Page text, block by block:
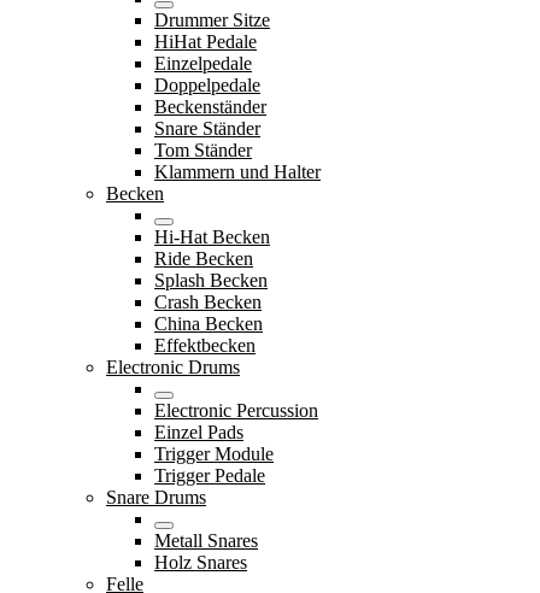
Drummer Sitze
HiHat Pedale
Einzelpedale
Doppelpedale
Beckenständer
Snare Ständer
Tom Ständer
Klammern und Halter
Becken
Hi-Hat Becken
Ride Becken
Splash Becken
Crash Becken
China Becken
Effektbecken
Electronic Drums
Electronic Percussion
Einzel Pads
Trigger Module
Trigger Pedale
Snare Drums
Metall Snares
Holz Snares
Felle